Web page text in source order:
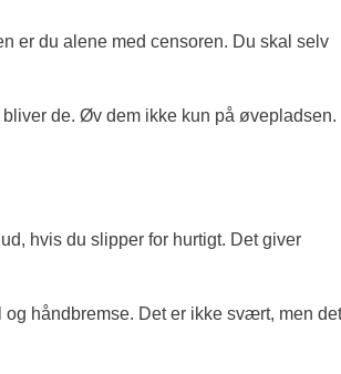
er du alene med censoren. Du skal selv
de. Øv dem ikke kun på
hvis du slipper for hurtigt. Det giver
håndbremse. Det er ikke svært, men det